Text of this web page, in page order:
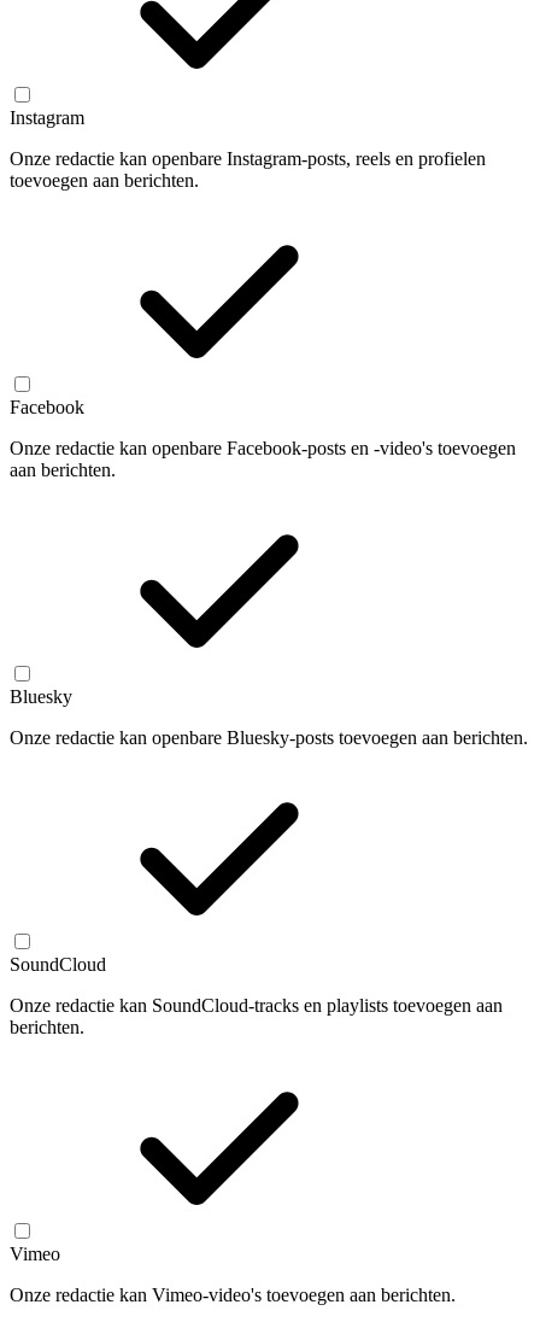
Instagram
Onze redactie kan openbare Instagram-posts, reels en profielen
toevoegen aan berichten.
Facebook
Onze redactie kan openbare Facebook-posts en -video's toevoegen
aan berichten.
Bluesky
Onze redactie kan openbare Bluesky-posts toevoegen aan berichten.
SoundCloud
Onze redactie kan SoundCloud-tracks en playlists toevoegen aan
berichten.
Vimeo
Onze redactie kan Vimeo-video's toevoegen aan berichten.